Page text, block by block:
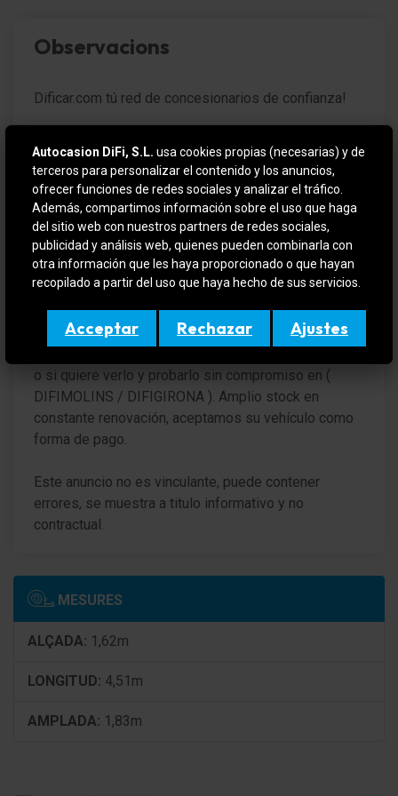
Luna trasera calefactable(s)
con automático Aviso de socorro (ERA GLONASS /
eCall)
Conexión a USB (Modelo C) consola central delante
Conexión a USB (Modelo C) consola central detrás
Panel de instrumentos digital (12,3 Pulgada)
táctil, Arkamys Classic Sound, DAB+)
Indicador de las marchas
Ayuda aparcamiento detrás
Sistema control presión neumáticos
Control de crucero (Tempomat)
Asistente a la conducción: Alarma de distancia
Airbag acompañante
Observacions
Dificar.com tú red de concesionarios de confianza!
CONDICIONES.
RENAULT AUSTRAL en IMPECABLE estado y
totalmente REVISADO y CERTIFICADO por la red de
concesionarios RENAULT con 12 meses de garantía
desde el día de entrega.
VEHICULO EN OFERTA SI SE FINANCIA
o si quiere verlo y probarlo sin compromiso en (
DIFIMOLINS / DIFIGIRONA ). Amplio stock en
constante renovación, aceptamos su vehículo como
forma de pago.
Este anuncio no es vinculante, puede contener
errores, se muestra a titulo informativo y no
contractual.
MESURES
ALÇADA: 1,62m
LONGITUD: 4,51m
AMPLADA: 1,83m
Autocasion DiFi, S.L. usa cookies propias (necesarias) y de
terceros para personalizar el contenido y los anuncios,
ofrecer funciones de redes sociales y analizar el tráfico.
Además, compartimos información sobre el uso que haga
del sitio web con nuestros partners de redes sociales,
publicidad y análisis web, quienes pueden combinarla con
otra información que les haya proporcionado o que hayan
recopilado a partir del uso que haya hecho de sus servicios.
Acceptar Rechazar Ajustes